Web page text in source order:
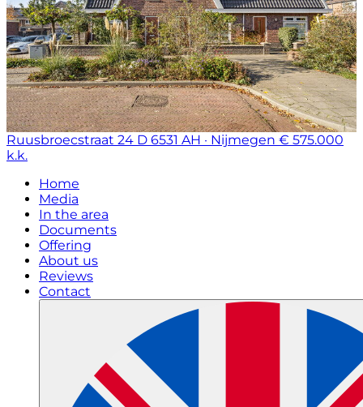
Ruusbroecstraat 24 D 6531 AH · Nijmegen € 575.000
k.k.
Home
Media
In the area
Documents
Offering
About us
Reviews
Contact